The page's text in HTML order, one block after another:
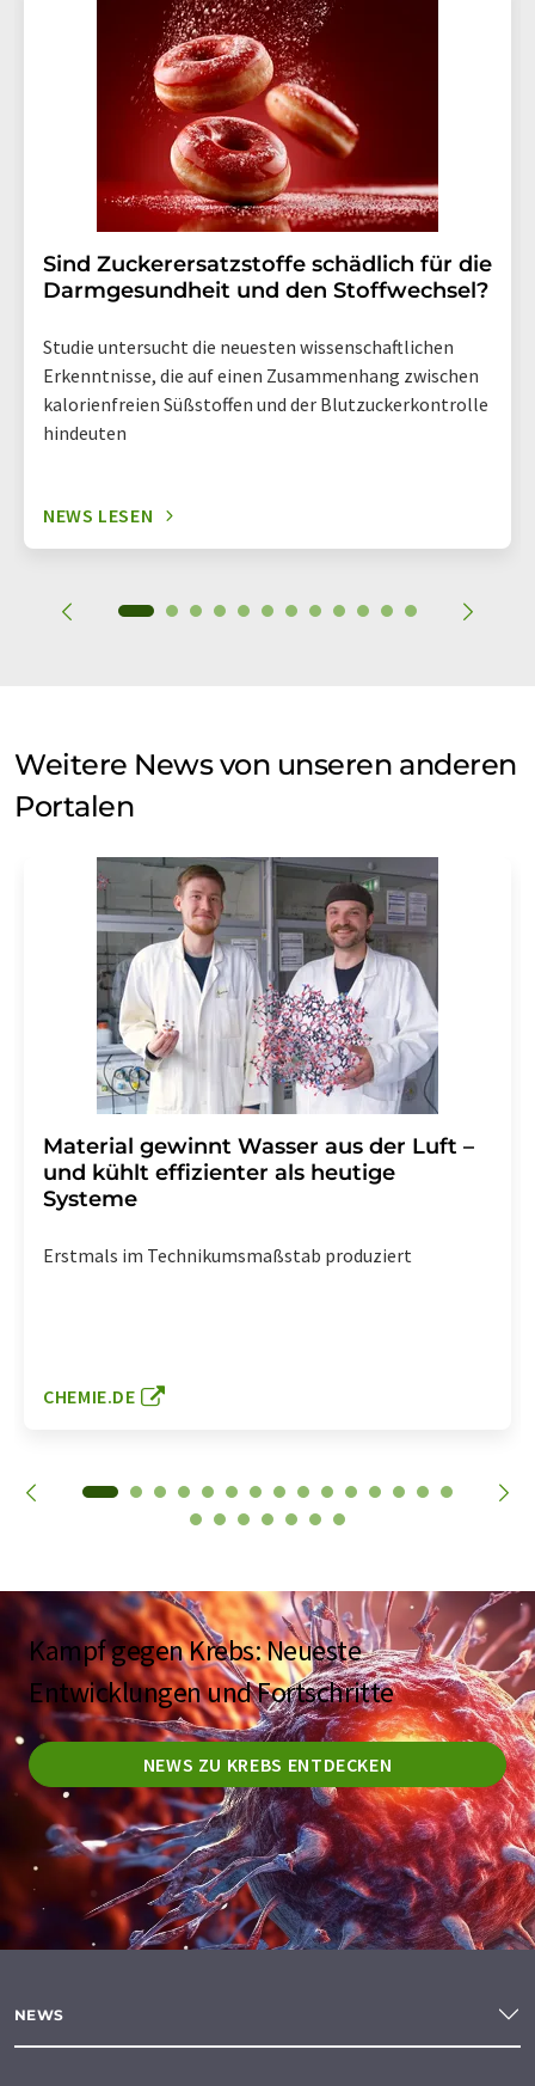
widerruf@lumitos.commit Wirkung für die Zukunft
widerrufen. Zudem ist in jeder E-Mail ein Link zur
Abbestellung des entsprechenden Newsletters
Sind Zuckerersatzstoffe schädlich für die
Darmgesundheit und den Stoffwechsel?
Studie untersucht die neuesten wissenschaftlichen
Erkenntnisse, die auf einen Zusammenhang zwischen
kalorienfreien Süßstoffen und der Blutzuckerkontrolle
hindeuten
NEWS LESEN
Weitere News von unseren anderen
Portalen
Material gewinnt Wasser aus der Luft –
und kühlt effizienter als heutige
Systeme
Erstmals im Technikumsmaßstab produziert
CHEMIE.DE
Kampf gegen Krebs: Neueste
Entwicklungen und Fortschritte
NEWS ZU KREBS ENTDECKEN
NEWS